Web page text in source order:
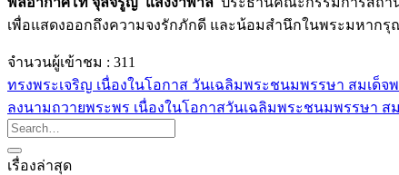
เพื่อแสดงออกถึงความจงรักภักดี และน้อมสำนึกในพระมหาก
จำนวนผู้เข้าชม : 311
ทรงพระเจริญ เนื่องในโอกาส วันเฉลิมพระชนมพรรษา สมเด็จ
ลงนามถวายพระพร เนื่องในโอกาสวันเฉลิมพระชนมพรรษา ส
เรื่องล่าสุด